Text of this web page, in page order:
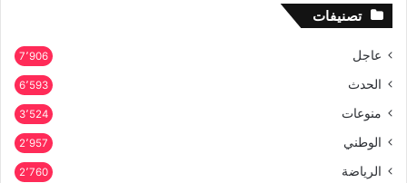
تصنيفات
عاجل 7٬906
الحدث 6٬593
منوعات 3٬524
الوطني 2٬957
الرياضة 2٬760